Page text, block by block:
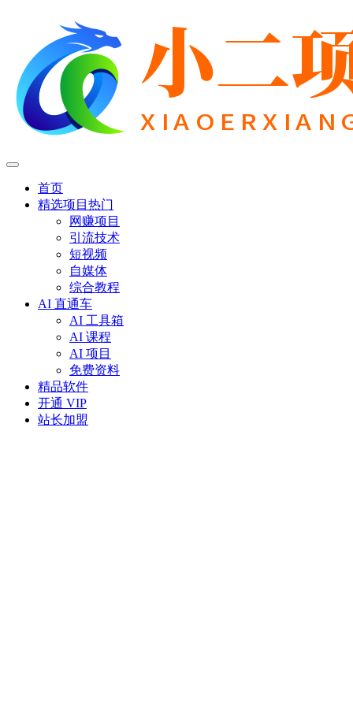
首页
精选项目 热门
网赚项目
引流技术
短视频
自媒体
综合教程
AI 直通车
AI 工具箱
AI 课程
AI 项目
免费资料
精品软件
开通 VIP
站长加盟